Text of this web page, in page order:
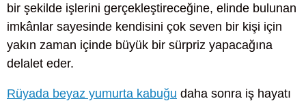
bir şekilde işlerini gerçekleştireceğine, elinde bulunan
imkânlar sayesinde kendisini çok seven bir kişi için
yakın zaman içinde büyük bir sürpriz yapacağına
delalet eder.
Rüyada beyaz yumurta kabuğu daha sonra iş hayatı